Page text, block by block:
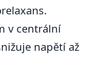
v centrální
napětí až